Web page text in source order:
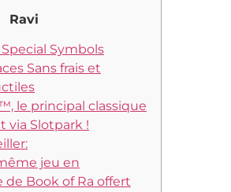
Ravi
Symbols
Sans frais et
le principal classique
via Slotpark !
jeu en
Book of Ra offert